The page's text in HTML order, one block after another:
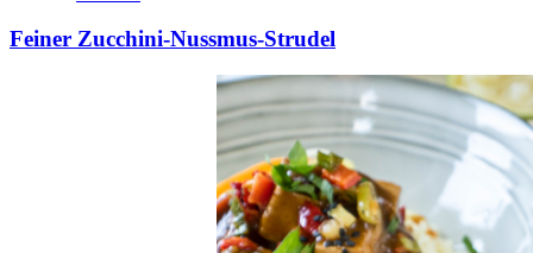
Feiner Zucchini-Nussmus-Strudel